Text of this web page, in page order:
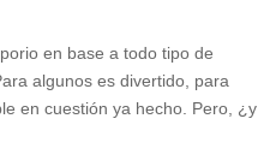
en base a todo tipo de
algunos es divertido, para
en cuestión ya hecho. Pero, ¿y